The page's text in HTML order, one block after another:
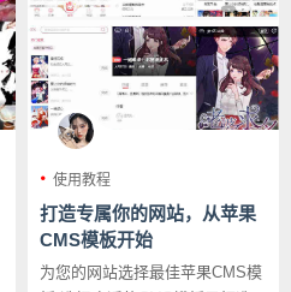
使用教程
打造专属你的网站，从苹果
CMS模板开始
为您的网站选择最佳苹果CMS模